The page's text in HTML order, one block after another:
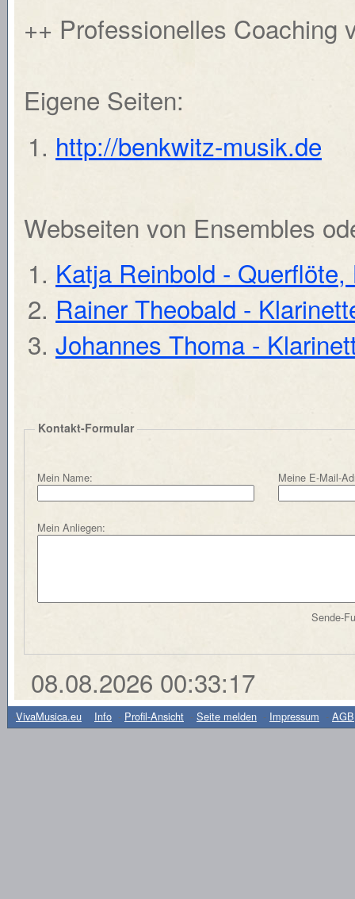
++ Professionelles Coaching
Eigene Seiten:
http://benkwitz-musik.de
Webseiten von Ensembles
Katja Reinbold - Querflöte,
Rainer Theobald -
Johannes Thoma -
Kontakt-Formular
Mein Name: Meine E-Mail-
Mein Anliegen:
Sende-
08.08.2026 00:33:17
-VivaMusica.eu Info - Profil-Ansicht - Seite melden - Impressum - AGB